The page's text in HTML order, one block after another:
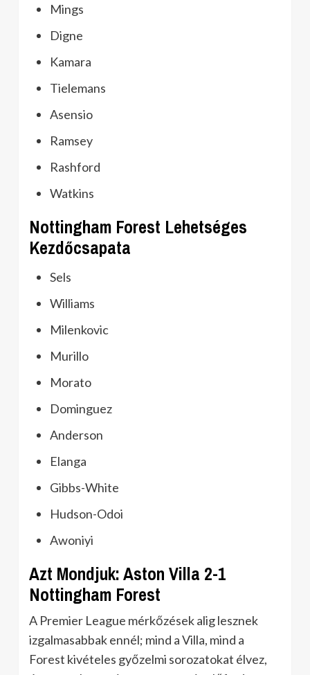
Mings
Digne
Kamara
Tielemans
Asensio
Ramsey
Rashford
Watkins
Nottingham Forest Lehetséges
Kezdőcsapata
Sels
Williams
Milenkovic
Murillo
Morato
Dominguez
Anderson
Elanga
Gibbs-White
Hudson-Odoi
Awoniyi
Azt Mondjuk: Aston Villa 2-1
Nottingham Forest
A Premier League mérkőzések alig lesznek
izgalmasabbak ennél; mind a Villa, mind a
Forest kivételes győzelmi sorozatokat élvez,